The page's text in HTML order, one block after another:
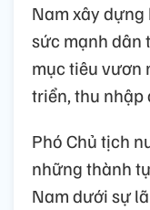
Nam xây
sức mạnh dân
mục tiêu vươn
triển, thu nhập
Phó Chủ tịch
những thành
Nam dưới sự